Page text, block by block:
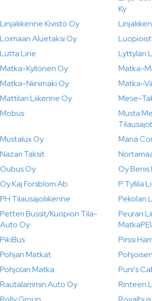
Ky
Linjaliikenne Kivistö Oy
Loimaan Aluetaksi Oy
Lutta Line
Lyttylän
Matka-Kyllönen Oy
Matka-
Matka-Niinimäki Oy
Matka-
Mattilan Liikenne Oy
Mese-
Mobus
Musta
Tilausajot
Mustalux Oy
Mänä
Nazari Taksit
Oubus Oy
Oy
Oy Kaj Forsblom Ab
P. Tyllilä
P.H Tilausajoliikenne
Pekolan
Petteri Bussit/Kuopion Tila-
Auto Oy
Peuran
PikiBus
Pirssi
Pohjan Matkat
Pohjolan Matka
Puni's
Rautalammin Auto Oy
Rinteen